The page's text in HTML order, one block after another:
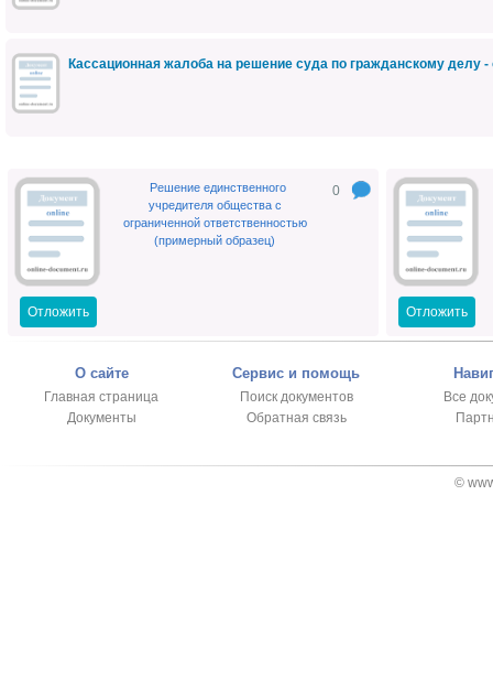
Кассационная жалоба на решение суда по гражданскому делу -
0
Решение единственного
учредителя общества с
ограниченной ответственностью
(примерный образец)
Отложить Отложить
О сайте
Главная страница
Документы
Сервис и помощь
Поиск документов
Обратная связь
Все
©